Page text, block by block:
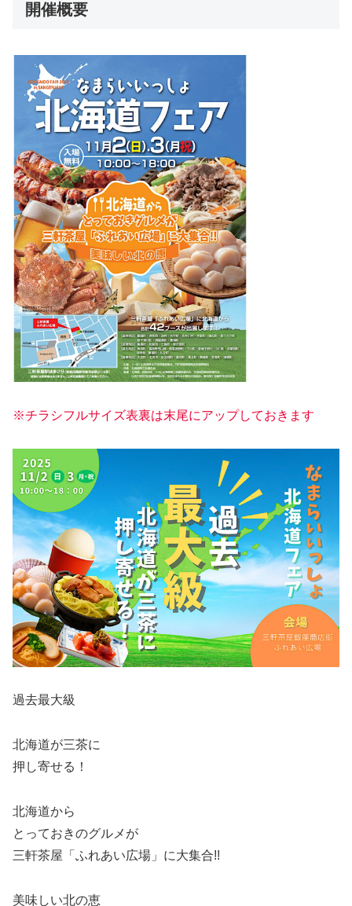
開催概要
※チラシフルサイズ表裏は末尾にアップしておきます
過去最大級
北海道が三茶に
押し寄せる！
北海道から
とっておきのグルメが
三軒茶屋「ふれあい広場」に大集合!!
美味しい北の恵